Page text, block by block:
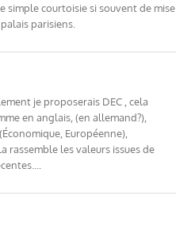
simple courtoisie si souvent de mise
parisiens.
je proposerais DEC , cela
en anglais, (en allemand?),
Européenne),
rassemble les valeurs issues de